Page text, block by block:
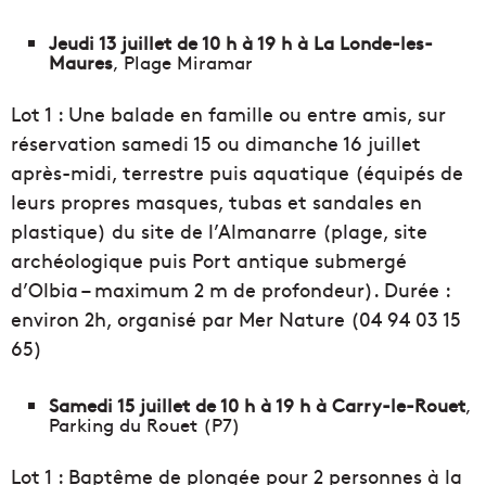
Jeudi 13 juillet de 10 h à 19 h à La Londe-les-
Maures, Plage Miramar
Lot 1 : Une balade en famille ou entre amis, sur
réservation samedi 15 ou dimanche 16 juillet
après-midi, terrestre puis aquatique (équipés de
leurs propres masques, tubas et sandales en
plastique) du site de l’Almanarre (plage, site
archéologique puis Port antique submergé
d’Olbia – maximum 2 m de profondeur). Durée :
environ 2h, organisé par Mer Nature (04 94 03 15
65)
Samedi 15 juillet de 10 h à 19 h à Carry-le-Rouet,
Parking du Rouet (P7)
Lot 1 : Baptême de plongée pour 2 personnes à la